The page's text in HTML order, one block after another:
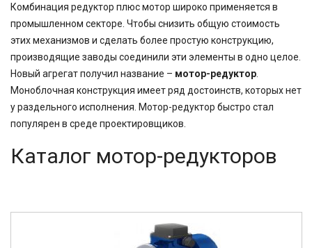
63
71
80
81,64
81,92
83,15
90,7
100
124,97
225
Комбинация редуктор плюс мотор широко применяется в
промышленном секторе. Чтобы снизить общую стоимость
этих механизмов и сделать более простую конструкцию,
производящие заводы соединили эти элементы в одно целое.
Новый агрегат получил название – мотор-редуктор.
Моноблочная конструкция имеет ряд достоинств, которых нет
у раздельного исполнения. Мотор-редуктор быстро стал
популярен в среде проектировщиков.
Каталог мотор-редукторов